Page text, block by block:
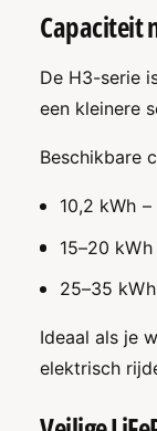
t
m
5
8
W
L
F
e
P
O
2
/
3
,
k
W
h
L
F
e
P
4
Capaciteit
De H3-serie
een kleinere
Beschikbare
10,2 kWh
15–20
25–35
Ideaal als je
elektrisch